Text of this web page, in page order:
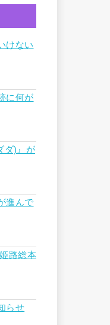
けない
に何が
ダ)』が
進んで
路総本
らせ